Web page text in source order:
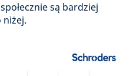
są bardziej